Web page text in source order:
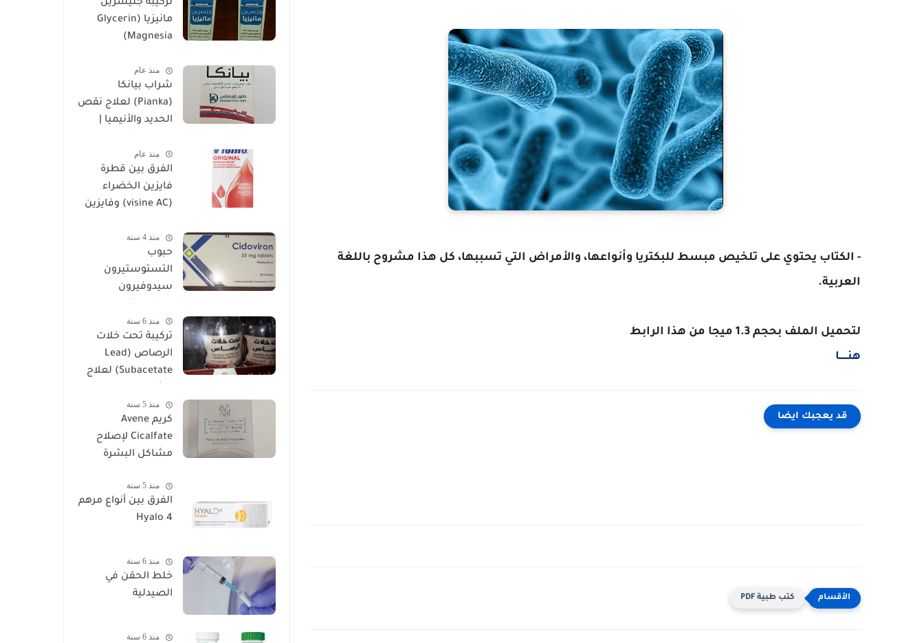
- الكتاب يحتوي على تلخيص مبسط للبكتريا وأنواعها، والأمراض التي تسببها، كل هذا مشروح باللغة
العربية.
لتحميل الملف بحجم 1.3 ميجا من هذا الرابط
هنــــــا
قد يعجبك ايضا
كتب طبية PDF
تركيبة جليسرين
مانيزيا (Glycerin
Magnesia)
منذ عام
شراب بيانكا
(Pianka) لعلاج نقص
الحديد والأنيميا |
منذ عام
الفرق بين قطرة
فايزين الخضراء
(visine AC) وفايزين
original)
منذ 4 سنة
حبوب
التستوستيرون
سيدوفيرون
العقم
منذ 6 سنة
تركيبة تحت خلات
الرصاص (Lead
Subacetate) لعلاج
البواسير
منذ 5 سنة
كريم Avene
Cicalfate لإصلاح
مشاكل البشرة
منذ 5 سنة
الفرق بين أنواع مرهم
Hyalo 4
منذ 6 سنة
خلط الحقن في
الصيدلية
منذ 6 سنة